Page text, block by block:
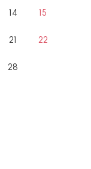
14 15
21 22
28